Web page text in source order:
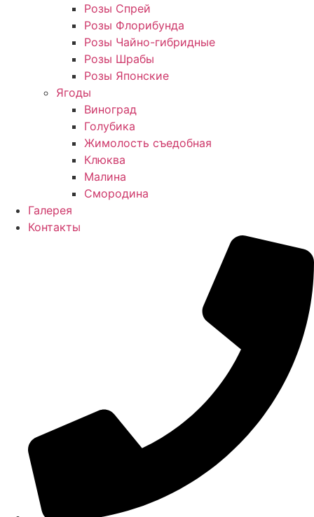
Розы Спрей
Розы Флорибунда
Розы Чайно-гибридные
Розы Шрабы
Розы Японские
Ягоды
Виноград
Голубика
Жимолость съедобная
Клюква
Малина
Смородина
Галерея
Контакты